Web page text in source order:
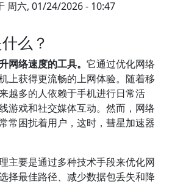
周六, 01/24/2026 - 10:47
么？
网络速度的工具。 它通过优化网络
上获得更流畅的上网体验。随着移
越多的人依赖于手机进行日常活
游戏和社交媒体互动。然而，网络
常困扰着用户，这时，彗星加速器
主要是通过多种技术手段来优化网
择最佳路径、减少数据包丢失和降